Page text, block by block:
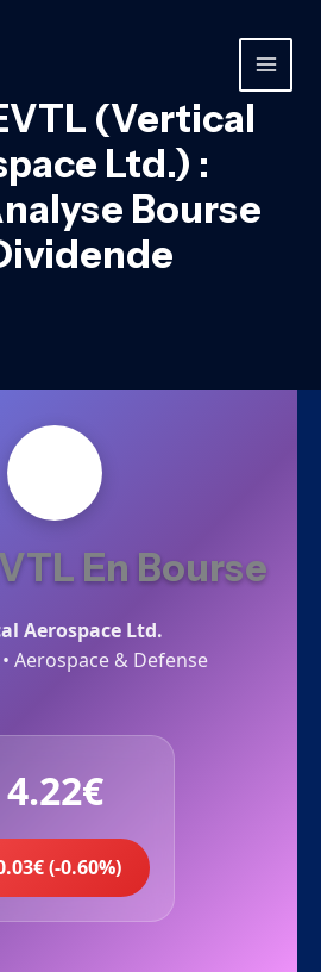
MAIN
(Vertical
Ltd.) :
Bourse
En Bourse
Aerospace Ltd.
Aerospace & Defense
4.22€
(-0.60%)